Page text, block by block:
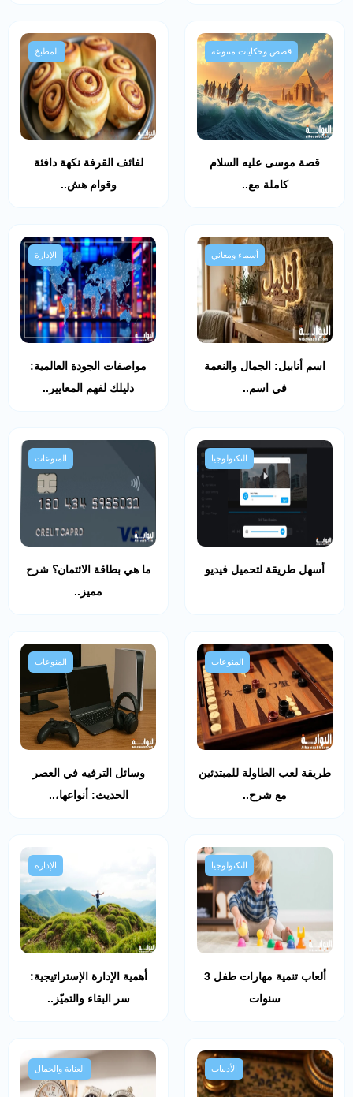
قصص وحكايات متنوعة
قصة موسى عليه السلام
كاملة مع..
المطبخ
لفائف القرفة نكهة دافئة
وقوام هش..
أسماء ومعاني
اسم أنابيل: الجمال والنعمة
في اسم..
الإدارة
مواصفات الجودة العالمية:
دليلك لفهم المعايير..
التكنولوجيا
أسهل طريقة لتحميل فيديو
المنوعات
ما هي بطاقة الائتمان؟ شرح
مميز..
المنوعات
طريقة لعب الطاولة للمبتدئين
مع شرح..
المنوعات
وسائل الترفيه في العصر
الحديث: أنواعها،..
التكنولوجيا
ألعاب تنمية مهارات طفل 3
سنوات
الإدارة
أهمية الإدارة الإستراتيجية:
سر البقاء والتميّز..
الأدبيات العناية والجمال